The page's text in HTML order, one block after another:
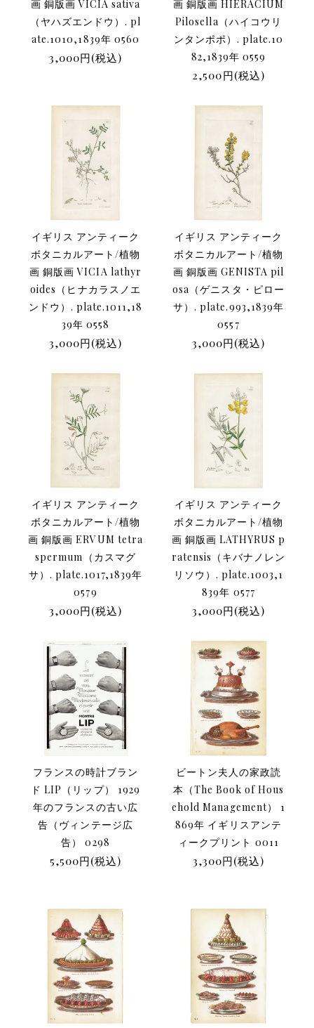
画 銅版画 VICIA sativa
（ヤハズエンドウ）. pl
ate.1010,1839年 0560
3,000円(税込)
画 銅版画 HIERACIUM
Pilosella（ハイコウリ
ンタンポポ）. plate.10
82,1839年 0559
2,500円(税込)
イギリス アンティーク
ボタニカルアート/植物
画 銅版画 VICIA lathyr
oides（ヒナカラスノエ
ンドウ）. plate.1011,18
39年 0558
3,000円(税込)
イギリス アンティーク
ボタニカルアート/植物
画 銅版画 GENISTA pil
osa（ゲニスタ・ピロー
サ）. plate.993,1839年
0557
3,000円(税込)
イギリス アンティーク
ボタニカルアート/植物
画 銅版画 ERVUM tetra
spermum（カスマグ
サ）. plate.1017,1839年
0579
3,000円(税込)
イギリス アンティーク
ボタニカルアート/植物
画 銅版画 LATHYRUS p
ratensis（キバナノレン
リソウ）. plate.1003,1
839年 0577
3,000円(税込)
フランスの時計ブラン
ド LIP（リップ） 1929
年のフランスの古い広
告（ヴィンテージ広
告） 0298
5,500円(税込)
ビートン夫人の家政読
本（The Book of Hous
ehold Management） 1
869年 イギリスアンテ
ィークプリント 0011
3,300円(税込)